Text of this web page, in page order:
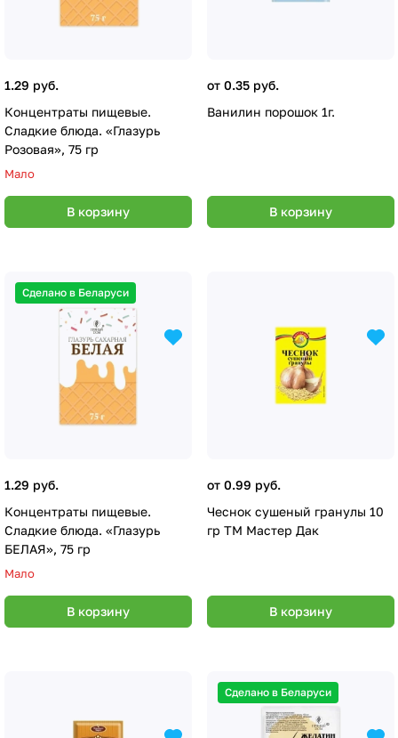
1.29 руб.
Концентраты пищевые.
Сладкие блюда. «Глазурь
Розовая», 75 гр
Мало
В корзину
от 0.35 руб.
Ванилин порошок 1г.
В корзину
Сделано в Беларуси
1.29 руб.
Концентраты пищевые.
Сладкие блюда. «Глазурь
БЕЛАЯ», 75 гр
Мало
В корзину
от 0.99 руб.
Чеснок сушеный гранулы 10
гр ТМ Мастер Дак
В корзину
Сделано в Беларуси